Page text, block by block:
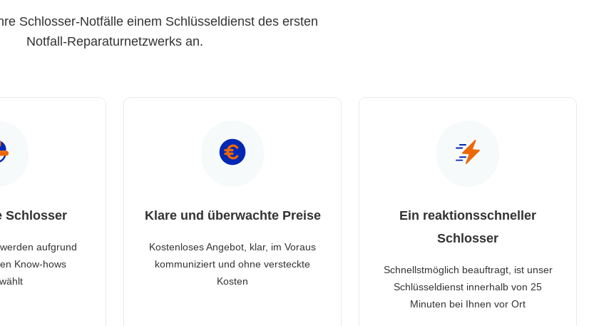
Schlosser-Notfälle einem Schlüsseldienst des ersten
Notfall-Reparaturnetzwerks an.
Schlosser
aufgrund
Know-hows
Klare und überwachte Preise
Kostenloses Angebot, klar, im Voraus
kommuniziert und ohne versteckte
Kosten
Ein reaktionsschneller
Schlosser
Schnellstmöglich beauftragt, ist unser
Schlüsseldienst innerhalb von 25
Minuten bei Ihnen vor Ort